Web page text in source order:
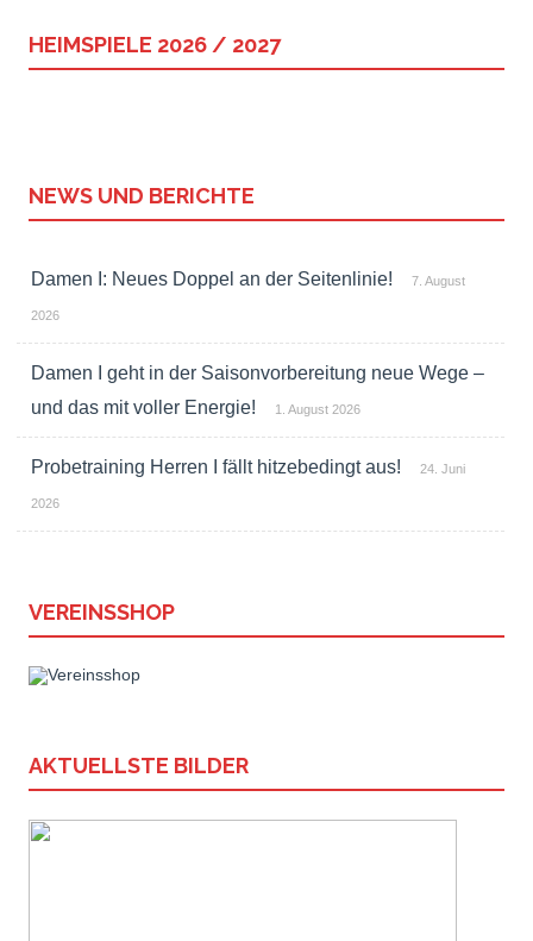
HEIMSPIELE 2026 / 2027
NEWS UND BERICHTE
Damen I: Neues Doppel an der Seitenlinie! 7. August
2026
Damen I geht in der Saisonvorbereitung neue Wege –
und das mit voller Energie!
1. August 2026
Probetraining Herren I fällt hitzebedingt aus! 24. Juni
2026
VEREINSSHOP
AKTUELLSTE BILDER